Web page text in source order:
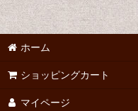
ホーム
ショッピングカート
マイページ